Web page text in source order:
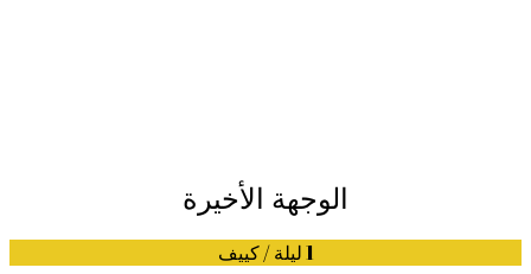
الوجهة الأخيرة
1 ليلة / كييف